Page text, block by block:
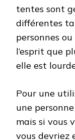
tentes sont
différentes
personnes
l’esprit que
elle est
Pour une
une
mais si vous
vous devriez